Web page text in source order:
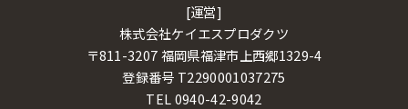
[運営]
株式会社ケイエスプロダクツ
〒811-3207 福岡県福津市上西郷1329-4
登録番号 T2290001037275
TEL 0940-42-9042